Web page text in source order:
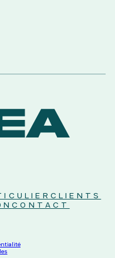
CLIENTS
CONTACT